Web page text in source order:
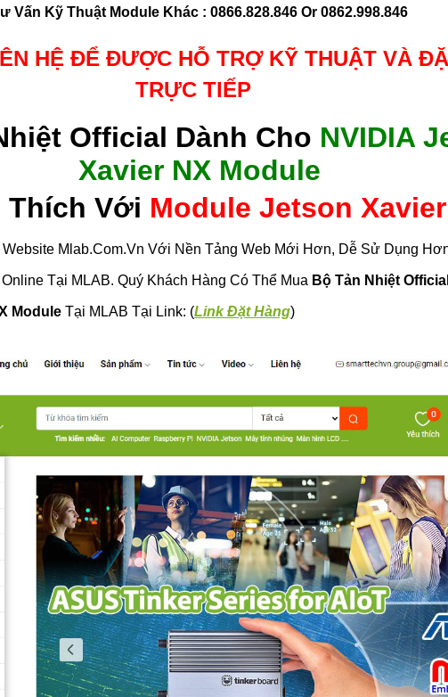
Vấn Kỹ Thuật Module Khác : 0866.828.846 Or 0862.998.846
HỆ ĐỂ ĐƯỢC HỖ TRỢ KỸ THUẬT VÀ
TRỰC TIẾP
Official Dành Cho NVIDIA
Xavier NX Module
Với Module Jetson
Mlab.com.vn Với Nền Tảng Web Mới Hơn, Dễ Sử Dụng
Tại MLAB. Quý Khách Hàng Có Thể Mua Bộ Tản Nhiệt
Module Tại MLAB Tại Link: (LInk Đặt Hàng)